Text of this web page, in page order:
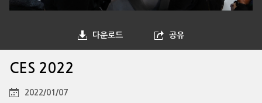
다운로드 공유
CES 2022
2022/01/07